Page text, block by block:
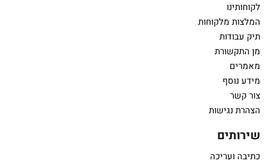
לקוחותינו
המלצות מלקוחות
תיק עבודות
מן התקשורת
מאמרים
מידע נוסף
צור קשר
הצהרת נגישות
שירותים
כתיבה ועריכה